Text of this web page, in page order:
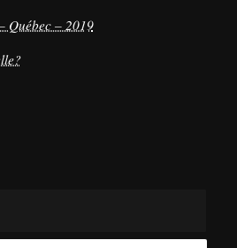
Québec – 2019